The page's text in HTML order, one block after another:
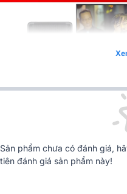
Sản phẩm chưa có đánh giá,
tiên đánh giá sản phẩm này!